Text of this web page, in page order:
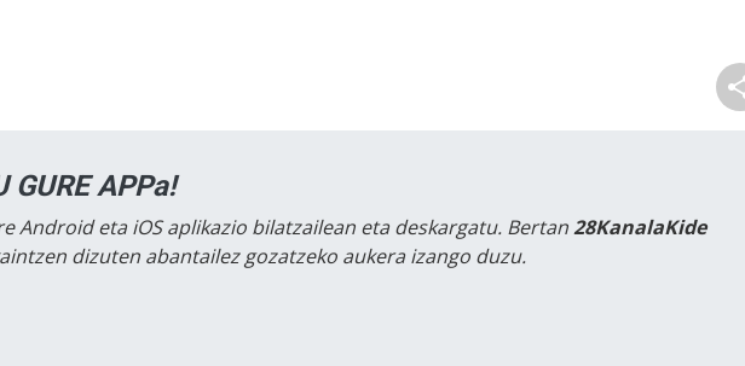
GURE APPa!
Android eta iOS aplikazio bilatzailean eta deskargatu. Bertan28KanalaKide
dizuten abantailez gozatzeko aukera izango duzu.